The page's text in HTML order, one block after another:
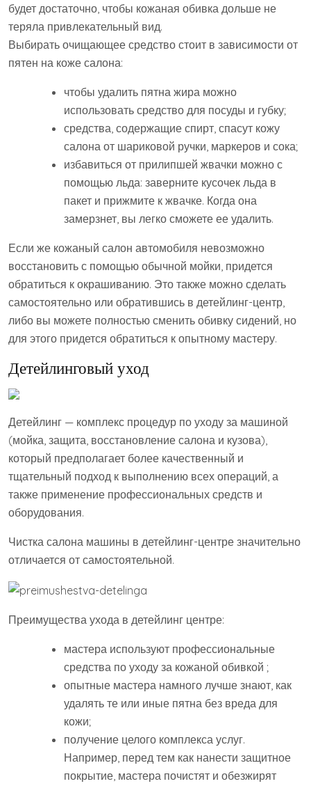
будет достаточно, чтобы кожаная обивка дольше не
теряла привлекательный вид.
Выбирать очищающее средство стоит в зависимости от
пятен на коже салона:
чтобы удалить пятна жира можно
использовать средство для посуды и губку;
средства, содержащие спирт, спасут кожу
салона от шариковой ручки, маркеров и сока;
избавиться от прилипшей жвачки можно с
помощью льда: заверните кусочек льда в
пакет и прижмите к жвачке. Когда она
замерзнет, вы легко сможете ее удалить.
Если же кожаный салон автомобиля невозможно
восстановить с помощью обычной мойки, придется
обратиться к окрашиванию. Это также можно сделать
самостоятельно или обратившись в детейлинг-центр,
либо вы можете полностью сменить обивку сидений, но
для этого придется обратиться к опытному мастеру.
Детейлинговый уход
Детейлинг — комплекс процедур по уходу за машиной
(мойка, защита, восстановление салона и кузова),
который предполагает более качественный и
тщательный подход к выполнению всех операций, а
также применение профессиональных средств и
оборудования.
Чистка салона машины в детейлинг-центре значительно
отличается от самостоятельной.
Преимущества ухода в детейлинг центре:
мастера используют профессиональные
средства по уходу за кожаной обивкой ;
опытные мастера намного лучше знают, как
удалять те или иные пятна без вреда для
кожи;
получение целого комплекса услуг.
Например, перед тем как нанести защитное
покрытие, мастера почистят и обезжирят